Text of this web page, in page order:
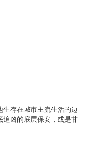
生存在城市主流生活的边
追凶的底层保安，或是甘
城市复杂面貌的不可或